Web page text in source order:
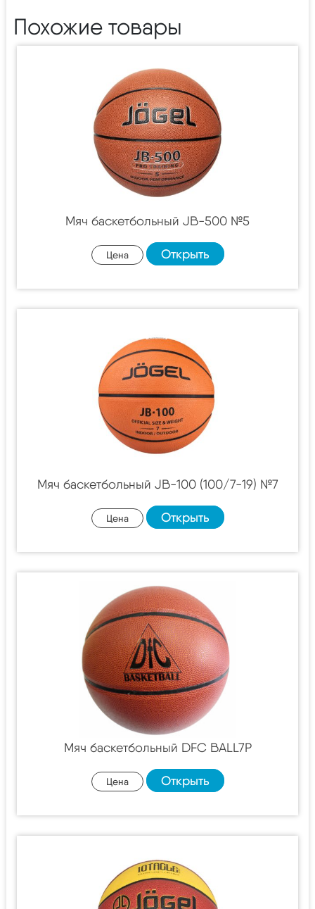
Похожие товары
Мяч баскетбольный JB-500 №5
Цена Открыть
Мяч баскетбольный JB-100 (100/7-19) №7
Цена Открыть
Мяч баскетбольный DFC BALL7P
Цена Открыть